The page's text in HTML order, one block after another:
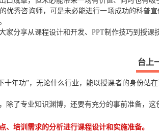
优秀咨询师，可是未必能进行一场成功的科普
家分享从课程设计和开发、PPT制作技巧到授课
台上
十年功”，无论什么行业，能以授课者的身份站
除了专业知识渊博，还要有充分的事前准备，这
、培训需求的分析进行课程设计和实施准备。